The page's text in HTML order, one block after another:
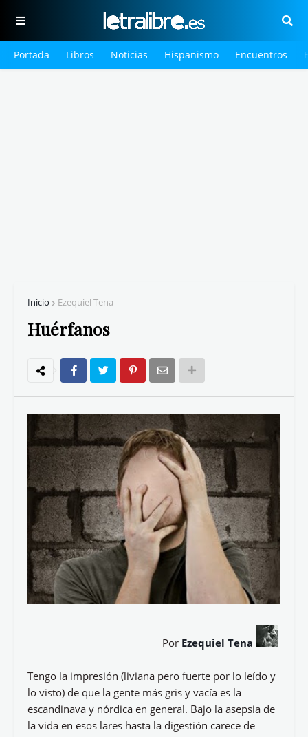
Portada Libros Noticias Hispanismo Encuentros
Inicio Ezequiel Tena
Huérfanos
Por Ezequiel Tena
Tengo la impresión (liviana pero fuerte por lo leído y
lo visto) de que la gente más gris y vacía es la
escandinava y nórdica en general. Bajo la asepsia de
la vida en esos lares hasta la digestión carece de